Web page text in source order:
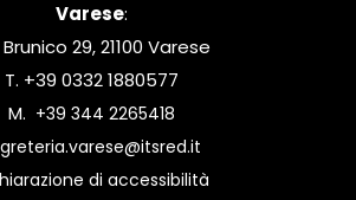
Varese:
29, 21100 Varese
T. +39 0332 1880577
M. +39 344 2265418
di accessibilità